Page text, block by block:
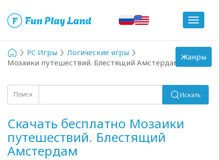
Toggle
PC Игры
Логические игры
Мозаики путешествий. Блестящий Амстердам
Поиск Искать
Скачать бесплатно Мозаики
путешествий. Блестящий
Амстердам
Toggle
navigation
Жанры